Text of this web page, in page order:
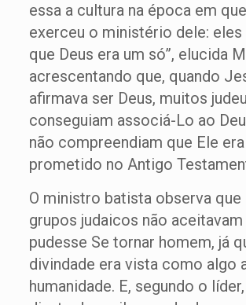
essa a cultura na época em
exerceu o ministério dele: eles
que Deus era um só”, elucida
acrescentando que, quando
afirmava ser Deus, muitos
conseguiam associá-Lo ao
não compreendiam que Ele
prometido no Antigo
O ministro batista observa que
grupos judaicos não aceitavam
pudesse Se tornar homem, já
divindade era vista como algo
humanidade. E, segundo o